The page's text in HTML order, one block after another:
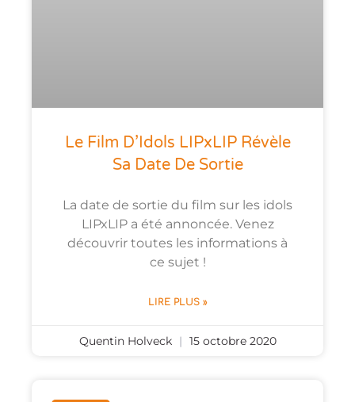
Le Film D’Idols LIPxLIP Révèle
Sa Date De Sortie
La date de sortie du film sur les idols
LIPxLIP a été annoncée. Venez
découvrir toutes les informations à
ce sujet !
LIRE PLUS »
Quentin Holveck 15 octobre 2020